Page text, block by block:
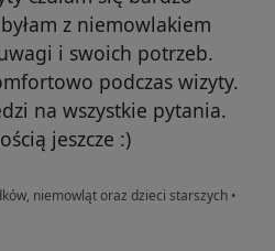
z niemowlakiem
i swoich potrzeb.
podczas wizyty.
na wszystkie pytania.
jeszcze :)
niemowląt oraz dzieci starszych •